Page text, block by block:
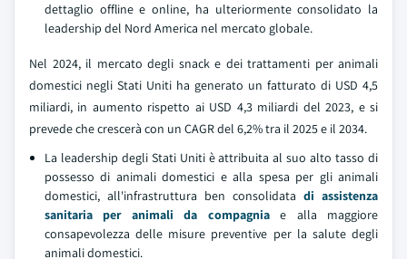
dettaglio offline e online, ha ulteriormente consolidato la
leadership del Nord America nel mercato globale.
Nel 2024, il mercato degli snack e dei trattamenti per animali
domestici negli Stati Uniti ha generato un fatturato di USD 4,5
miliardi, in aumento rispetto ai USD 4,3 miliardi del 2023, e si
prevede che crescerà con un CAGR del 6,2% tra il 2025 e il 2034.
La leadership degli Stati Uniti è attribuita al suo alto tasso di
possesso di animali domestici e alla spesa per gli animali
domestici, all'infrastruttura ben consolidata di assistenza
sanitaria per animali da compagniae alla maggiore
consapevolezza delle misure preventive per la salute degli
animali domestici.